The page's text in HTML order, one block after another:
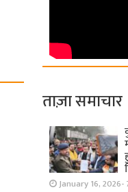
ताज़ा समाचार
January 16, 2026-